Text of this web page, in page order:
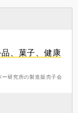
、菓子、健康
研究所の製造販売子会